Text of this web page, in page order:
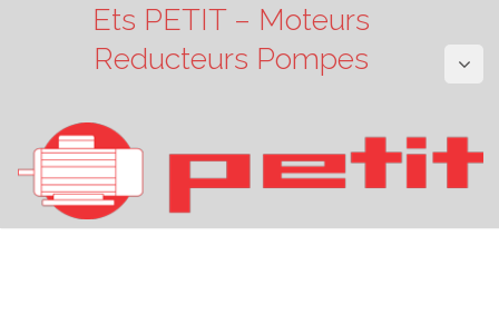
Ets PETIT – Moteurs
Reducteurs Pompes